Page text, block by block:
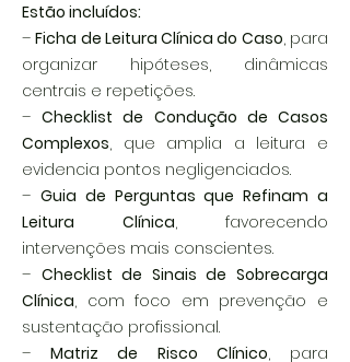
Estão incluídos:
–Ficha de Leitura Clínica do Caso, para
organizar hipóteses, dinâmicas
centrais e repetições.
–Checklist de Condução de Casos
Complexos, que amplia a leitura e
evidencia pontos negligenciados.
– Guia de Perguntas que Refinam a
Leitura Clínica, favorecendo
intervenções mais conscientes.
– Checklist de Sinais de Sobrecarga
Clínica, com foco em prevenção e
sustentação profissional.
–Matriz de Risco Clínico, para